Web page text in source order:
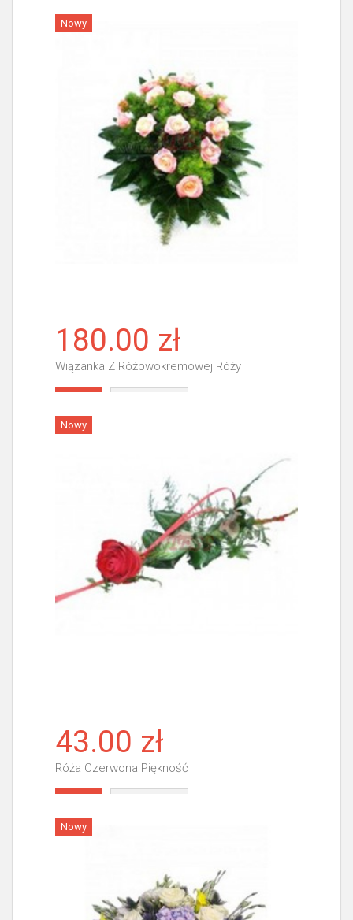
Nowy
180.00 zł
Wiązanka Z Różowokremowej Róży
Nowy
43.00 zł
Róża Czerwona Piękność
Nowy